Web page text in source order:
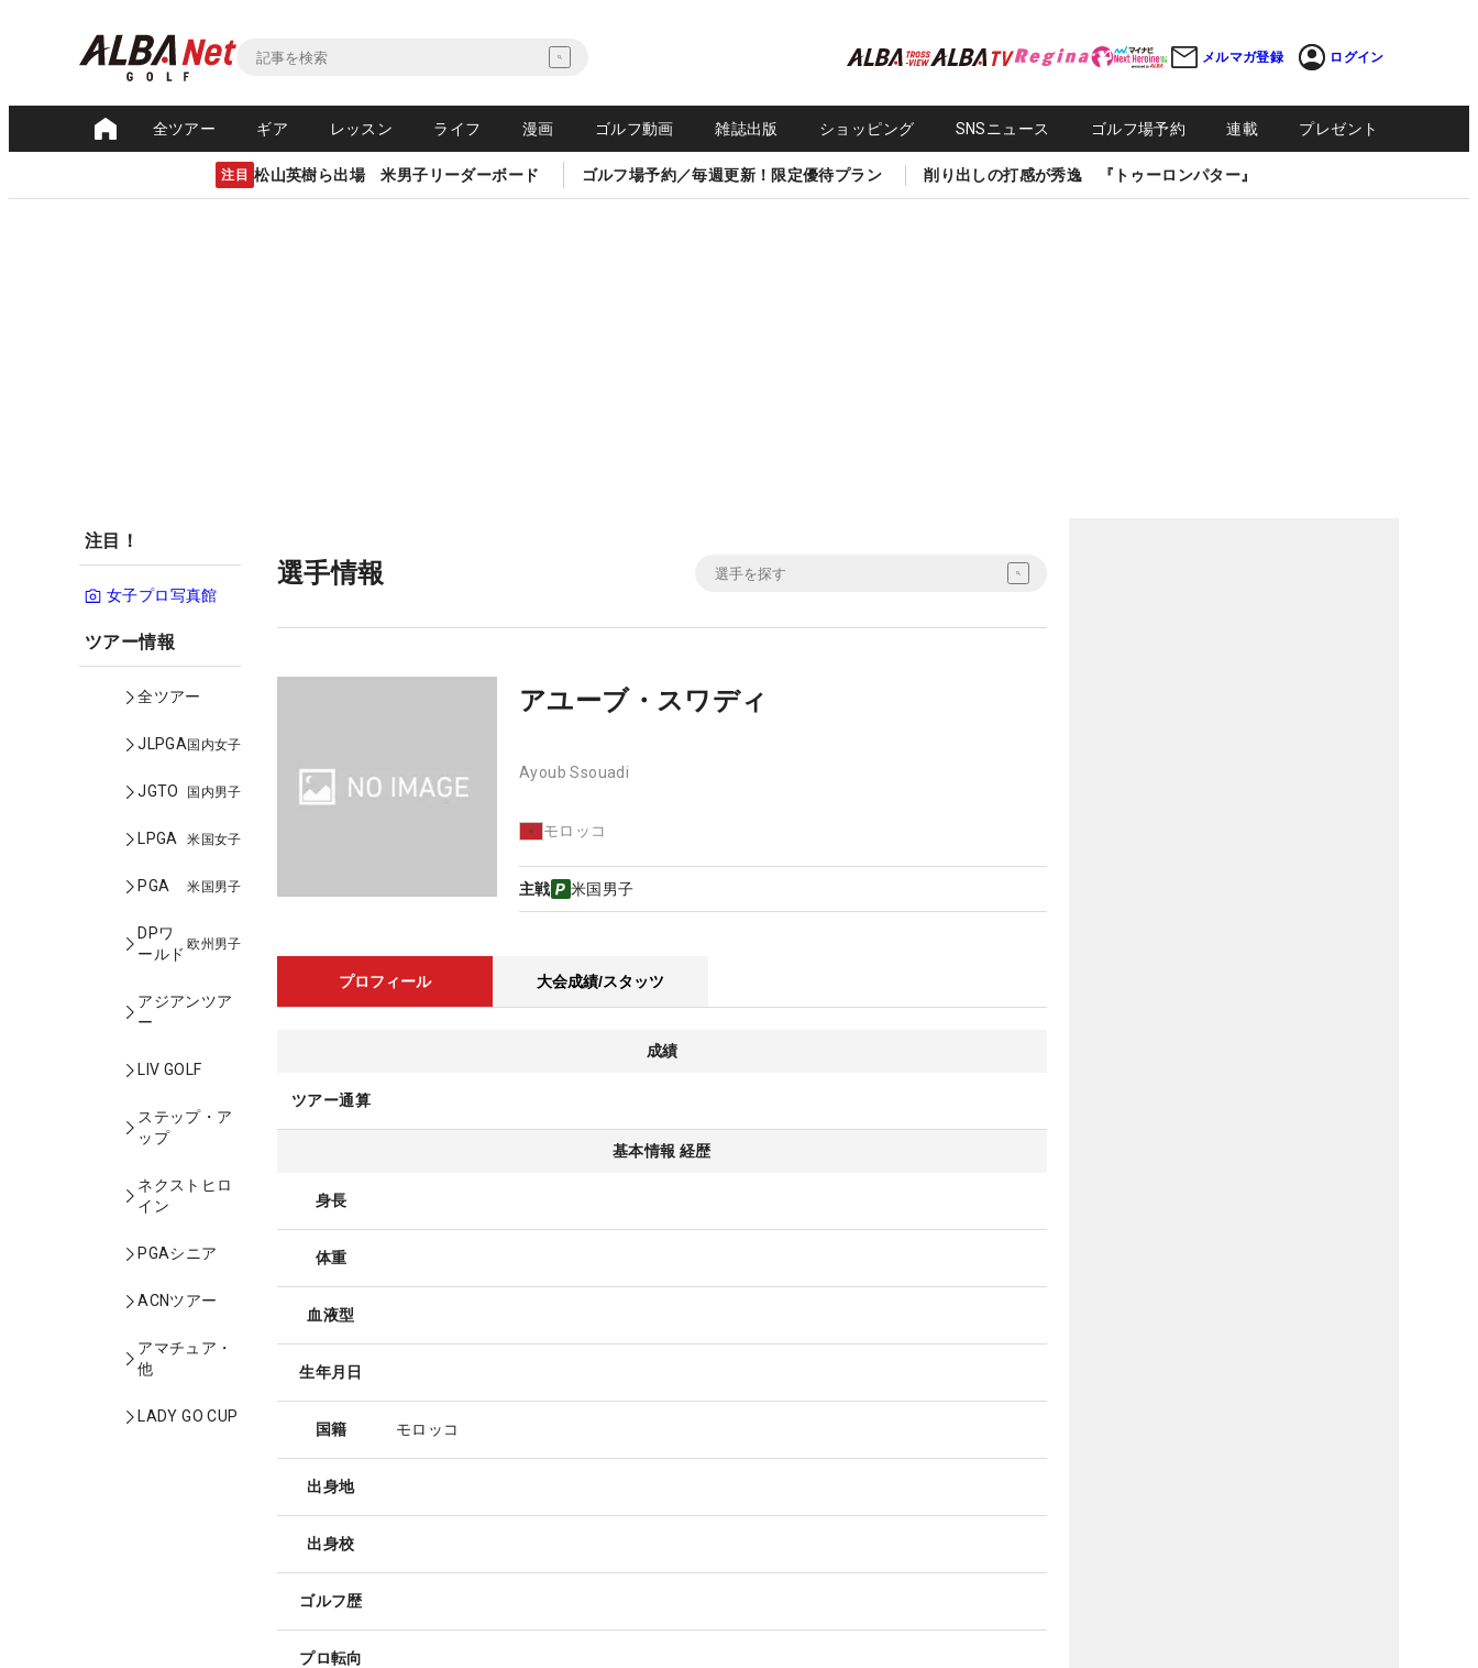
メルマガ登録 ログイン
全ツアー ギア レッスン ライフ 漫画 ゴルフ動画 雑誌出版 ショッピング SNSニュース ゴルフ場予約 連載 プレゼント
注目 松山英樹ら出場 米男子リーダーボード ゴルフ場予約／毎週更新！限定優待プラン 削り出しの打感が秀逸 『トゥーロンパター』
注目！
女子プロ写真館
ツアー情報
全ツアー
JLPGA国内女子
JGTO 国内男子
LPGA 米国女子
PGA 米国男子
DPワ
ールド
欧州男子
アジアンツア
ー
LIV GOLF
ステップ・ア
ップ
ネクストヒロ
イン
PGAシニア
ACNツアー
アマチュア・
他
LADY GO CUP
選手情報
アユーブ・スワディ
Ayoub Ssouadi
モロッコ
主戦 米国男子
プロフィール 大会成績/スタッツ
成績
ツアー通算
基本情報 経歴
身長
体重
血液型
生年月日
国籍 モロッコ
出身地
出身校
ゴルフ歴
プロ転向